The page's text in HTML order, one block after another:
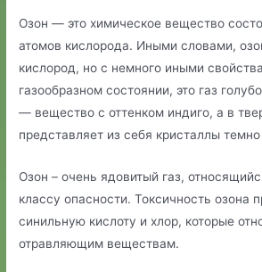
Озон — это химическое вещество
атомов кислорода. Иными словами,
кислород, но с немного иными
газообразном состоянии, это газ
— вещество с оттенком индиго, а в
представляет из себя кристаллы
Озон – очень ядовитый газ,
классу опасности. Токсичность озона
синильную кислоту и хлор, которые
отравляющим веществам.